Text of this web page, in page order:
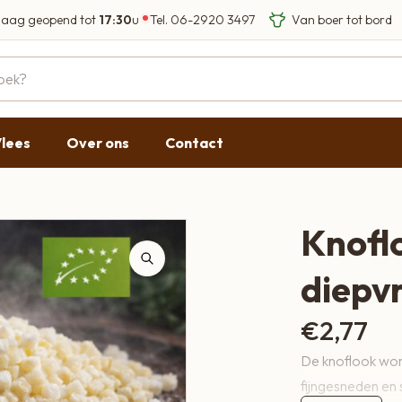
geopend tot 17:30u
09:00 - 17:30
09:00 - 18:00
09:00 - 17:30
Gesloten
Tel. 06-2920 3497
Eigen Limousin
Eerlijke
Over ons Contact
€2,77
De knoflook
fijngesneden en